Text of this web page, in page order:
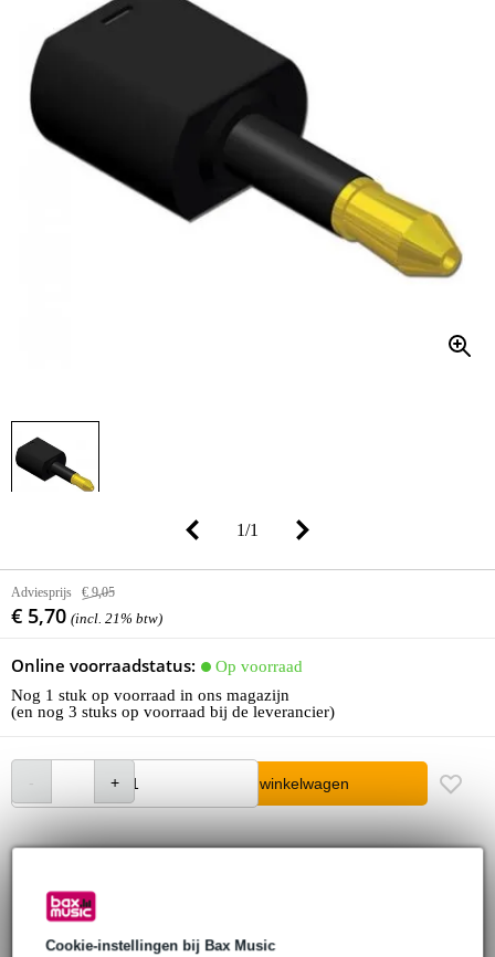
Cookie-instellingen bij Bax Music
1/1
Adviesprijs € 9,05
€ 5,70 (incl. 21% btw)
Online voorraadstatus:
Op voorraad
Nog 1 stuk op voorraad in ons magazijn
(en nog 3 stuks op voorraad bij de leverancier)
In winkelwagen
30 dagen 'niet goed geld terug' garantie
3 jaar Bax Music garantie